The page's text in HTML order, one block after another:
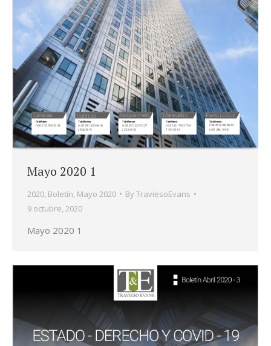
Mayo 2020 1
2020, Boletín, Mayo 2020 ByTraviesoEvans
9 octubre, 2020
Mayo 2020 1